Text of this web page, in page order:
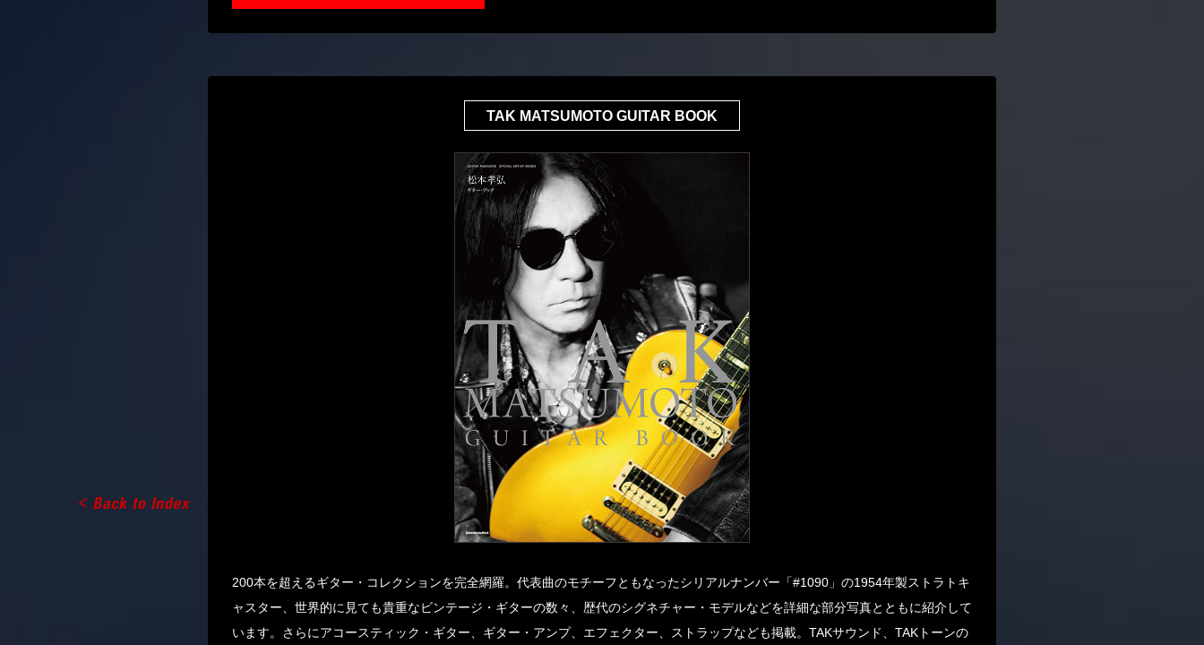
TAK MATSUMOTO GUITAR BOOK
200本を超えるギター・コレクションを完全網羅。代表曲のモチーフともなったシリアルナンバー「#1090」の1954年製ストラトキ
ャスター、世界的に見ても貴重なビンテージ・ギターの数々、歴代のシグネチャー・モデルなどを詳細な部分写真とともに紹介して
います。さらにアコースティック・ギター、ギター・アンプ、エフェクター、ストラップなども掲載。TAKサウンド、TAKトーンの